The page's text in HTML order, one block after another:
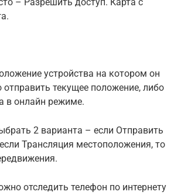
устройства на котором он
отправить текущее положение, либо
в онлайн режиме.
2 варианта – если Отправить
Трансляция местоположения, то
отследить телефон по интернету